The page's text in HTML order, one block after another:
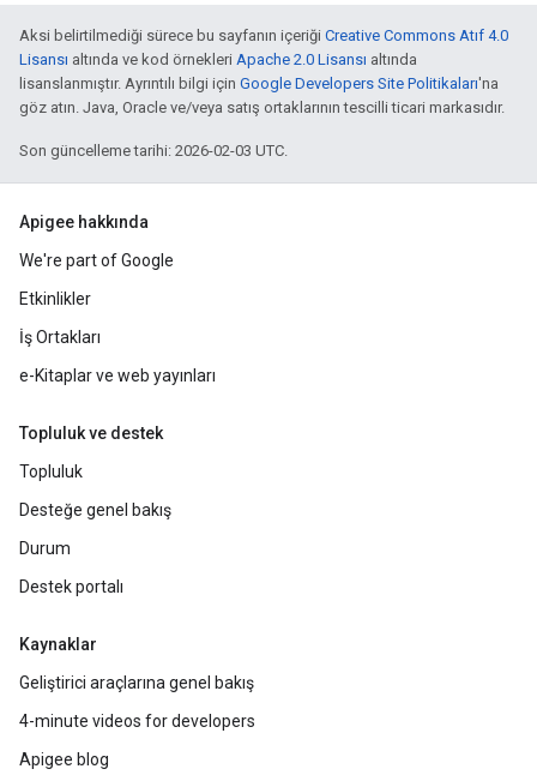
Aksi belirtilmediği sürece bu sayfanın içeriği Creative Commons Atıf 4.0
Lisansı altında ve kod örnekleri Apache 2.0 Lisansı altında
lisanslanmıştır. Ayrıntılı bilgi için Google Developers Site Politikaları'na
göz atın. Java, Oracle ve/veya satış ortaklarının tescilli ticari markasıdır.
Son güncelleme tarihi: 2026-02-03 UTC.
Apigee hakkında
We're part of Google
Etkinlikler
İş Ortakları
e-Kitaplar ve web yayınları
Topluluk ve destek
Topluluk
Desteğe genel bakış
Durum
Destek portalı
Kaynaklar
Geliştirici araçlarına genel bakış
4-minute videos for developers
Apigee blog